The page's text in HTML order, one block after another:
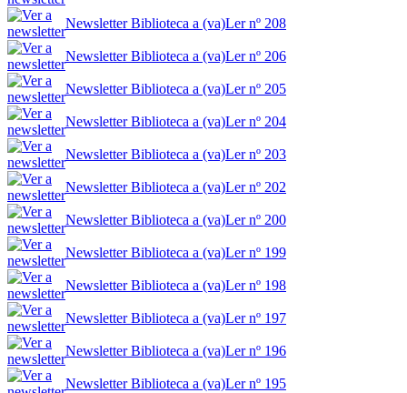
Newsletter Biblioteca a (va)Ler nº 208
Newsletter Biblioteca a (va)Ler nº 206
Newsletter Biblioteca a (va)Ler nº 205
Newsletter Biblioteca a (va)Ler nº 204
Newsletter Biblioteca a (va)Ler nº 203
Newsletter Biblioteca a (va)Ler nº 202
Newsletter Biblioteca a (va)Ler nº 200
Newsletter Biblioteca a (va)Ler nº 199
Newsletter Biblioteca a (va)Ler nº 198
Newsletter Biblioteca a (va)Ler nº 197
Newsletter Biblioteca a (va)Ler nº 196
Newsletter Biblioteca a (va)Ler nº 195